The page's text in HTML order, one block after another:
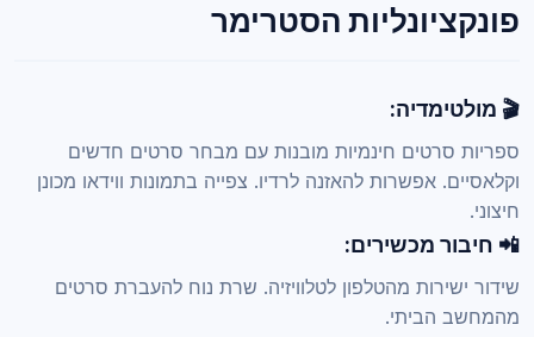
פונקציונליות הסטרימר
🎬 מולטימדיה:
ספריות סרטים חינמיות מובנות עם מבחר סרטים חדשים
וקלאסיים. אפשרות להאזנה לרדיו. צפייה בתמונות ווידאו מכונן
חיצוני.
📲 חיבור מכשירים:
שידור ישירות מהטלפון לטלוויזיה. שרת נוח להעברת סרטים
מהמחשב הביתי.